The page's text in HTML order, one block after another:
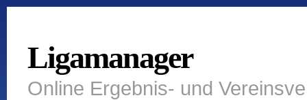
Ligamanager
Online Ergebnis- und